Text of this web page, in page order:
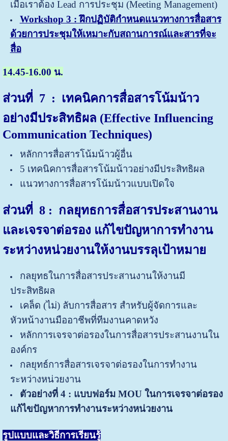
เมื่อเราต้อง Lead การประชุม (Meeting Management)
Workshop 3 : ฝึกปฏิบัติกำหนดแนวทางการสื่อสาร
ด้วยการประชุมให้เหมาะกับสถานการณ์และสารที่จะ
สื่อ
14.45-16.00 น.
ส่วนที่ 7 : เทคนิคการสื่อสารโน้มน้าว
อย่างมีประสิทธิผล (Effective Influencing
Communication Techniques)
หลักการสื่อสารโน้มน้าวผู้อื่น
5 เทคนิคการสื่อสารโน้มน้าวอย่างมีประสิทธิผล
แนวทางการสื่อสารโน้มน้าวแบบเปิดใจ
ส่วนที่ 8 : กลยุทธการสื่อสารประสานงาน
และเจรจาต่อรอง แก้ไขปัญหาการทำงาน
ระหว่างหน่วยงานให้งานบรรลุเป้าหมาย
กลยุทธในการสื่อสารประสานงานให้งานมี
ประสิทธิผล
เคล็ด (ไม่) ลับการสื่อสาร สำหรับผู้จัดการและ
หัวหน้างานมืออาชีพที่ทีมงานคาดหวัง
หลักการเจรจาต่อรองในการสื่อสารประสานงานใน
องค์กร
กลยุทธ์การสื่อสารเจรจาต่อรองในการทำงาน
ระหว่างหน่วยงาน
ตัวอย่างที่ 4 : แบบฟอร์ม MOU ในการเจรจาต่อรอง
แก้ไขปัญหาการทำงานระหว่างหน่วยงาน
รูปแบบและวิธีการเรียนรู้